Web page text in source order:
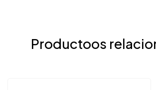
Productoos